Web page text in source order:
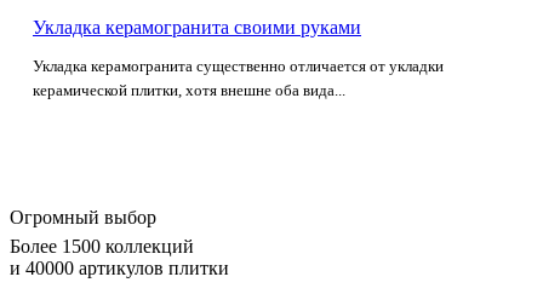
Укладка керамогранита своими руками
Укладка керамогранита существенно отличается от укладки
керамической плитки, хотя внешне оба вида...
Огромный выбор
Более 1500 коллекций
и 40000 артикулов плитки